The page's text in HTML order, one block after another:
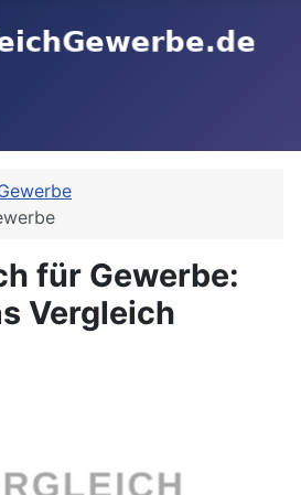
für Gewerbe:
Vergleich